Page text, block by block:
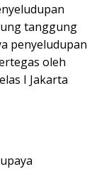
tanggung
penyeludupan
oleh
I Jakarta